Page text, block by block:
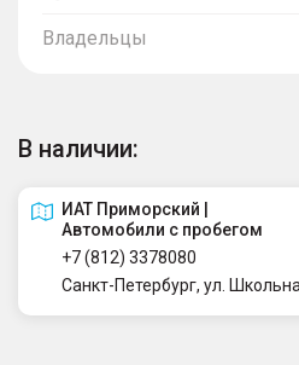
Владельцы
В наличии:
ИАТ Приморский |
Автомобили с пробегом
+7 (812) 3378080
Санкт-Петербург, ул.